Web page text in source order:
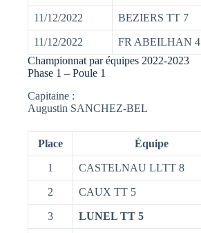
11/12/2022 BEZIERS TT 7
11/12/2022 FR ABEILHAN 4
Championnat par équipes 2022-2023
Phase 1 – Poule 1
Capitaine :
Augustin SANCHEZ-BEL
Place Équipe
1 CASTELNAU LLTT 8
2 CAUX TT 5
3 LUNEL TT 5